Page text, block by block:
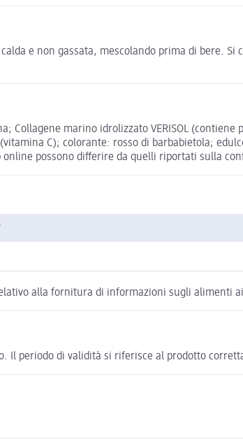
e non gassata, mescolando prima di bere.
marino idrolizzato VERISOL (contiene
C); colorante: rosso di barbabietola;
possono differire da quelli riportati sulla
alla fornitura di informazioni sugli alimenti
periodo di validità si riferisce al prodotto